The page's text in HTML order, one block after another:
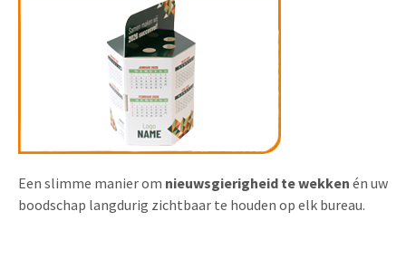
Een slimme manier om nieuwsgierigheid te wekken én uw
boodschap langdurig zichtbaar te houden op elk bureau.